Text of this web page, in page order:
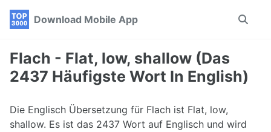
Skip
navigation
Skip
Skip
Download Mobile App
Toggle
Flach - Flat, low, shallow (Das
2437 Häufigste Wort In English)
Die Englisch Übersetzung für Flach ist Flat, low,
shallow. Es ist das 2437 Wort auf Englisch und wird